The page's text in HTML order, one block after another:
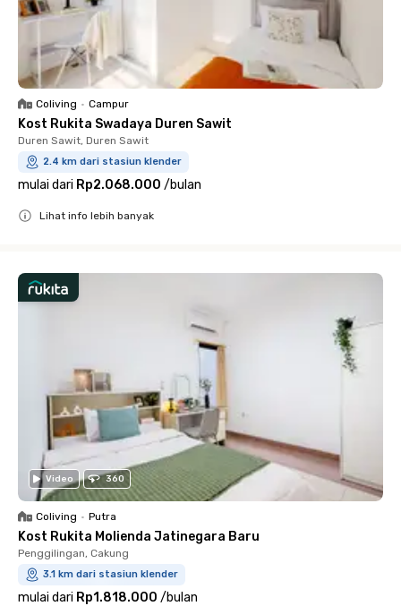
Coliving • Campur
Kost Rukita Swadaya Duren Sawit
Duren Sawit, Duren Sawit
2.4 km dari stasiun klender
mulai dari Rp2.068.000 /bulan
Lihat info lebih banyak
Video 360
Coliving • Putra
Kost Rukita Molienda Jatinegara Baru
Penggilingan, Cakung
3.1 km dari stasiun klender
mulai dari Rp1.818.000 /bulan